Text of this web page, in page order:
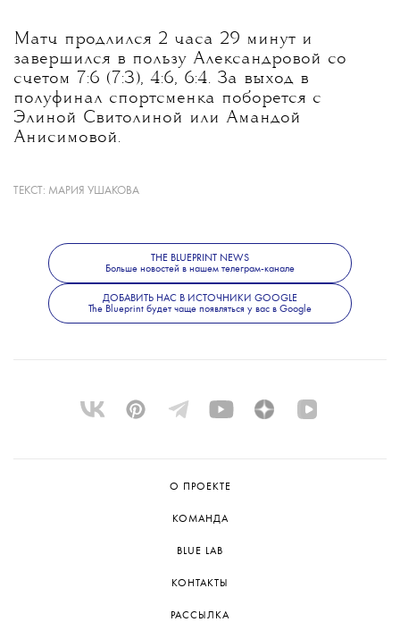
Матч продлился 2 часа 29 минут и
завершился в пользу Александровой со
счетом 7:6 (7:3), 4:6, 6:4. За выход в
полуфинал спортсменка поборется с
Элиной Свитолиной или Амандой
Анисимовой.
Александровой 31 год; она победительница
Джин Кинг (это крупнейшие
международные командные соревнования в
женском теннисе)
ТЕКСТ: МАРИЯ УШАКОВА
THE BLUEPRINT NEWS
Больше новостей в нашем телеграм-канале
ДОБАВИТЬ НАС В ИСТОЧНИКИ GOOGLE
The Blueprint будет чаще появляться у вас в Google
О ПРОЕКТЕ
КОМАНДА
BLUE LAB
КОНТАКТЫ
РАССЫЛКА